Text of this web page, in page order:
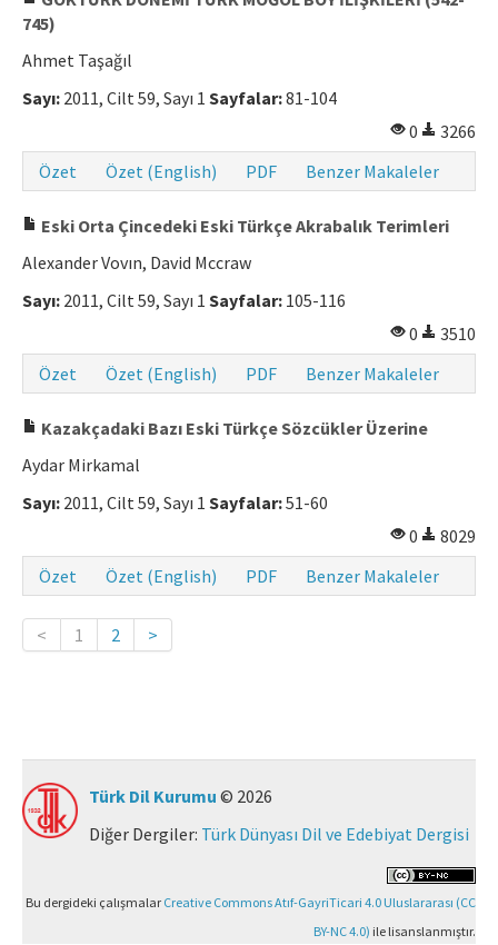
745)
Ahmet Taşağıl
Sayı: 2011, Cilt 59, Sayı 1 Sayfalar:81-104
0
3266
Özet
Özet (English) PDF Benzer Makaleler
Eski Orta Çincedeki Eski Türkçe Akrabalık Terimleri
Alexander Vovın, David Mccraw
Sayı: 2011, Cilt 59, Sayı 1 Sayfalar: 105-116
0
3510
Özet
Özet (English) PDF Benzer Makaleler
Kazakçadaki Bazı Eski Türkçe Sözcükler Üzerine
Aydar Mirkamal
Sayı: 2011, Cilt 59, Sayı 1 Sayfalar:51-60
0
8029
Özet
Özet (English) PDF Benzer Makaleler
< 1 2 >
Türk Dil Kurumu © 2026
Diğer Dergiler: Türk Dünyası Dil ve Edebiyat Dergisi
Bu dergideki çalışmalar Creative Commons Atıf-GayriTicari 4.0 Uluslararası (CC
BY-NC 4.0) ile lisanslanmıştır.